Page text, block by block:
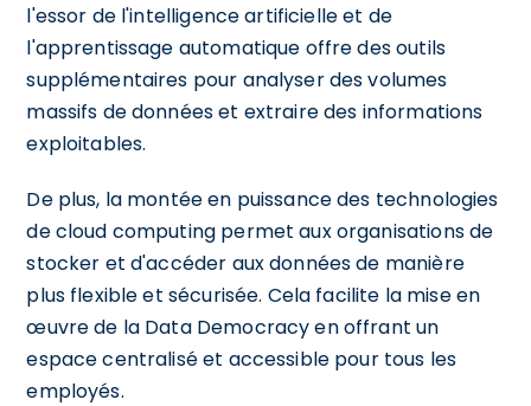
l'essor de l'intelligence artificielle et de
l'apprentissage automatique offre des outils
supplémentaires pour analyser des volumes
massifs de données et extraire des informations
exploitables.
De plus, la montée en puissance des technologies
de cloud computing permet aux organisations de
stocker et d'accéder aux données de manière
plus flexible et sécurisée. Cela facilite la mise en
œuvre de la Data Democracy en offrant un
espace centralisé et accessible pour tous les
employés.